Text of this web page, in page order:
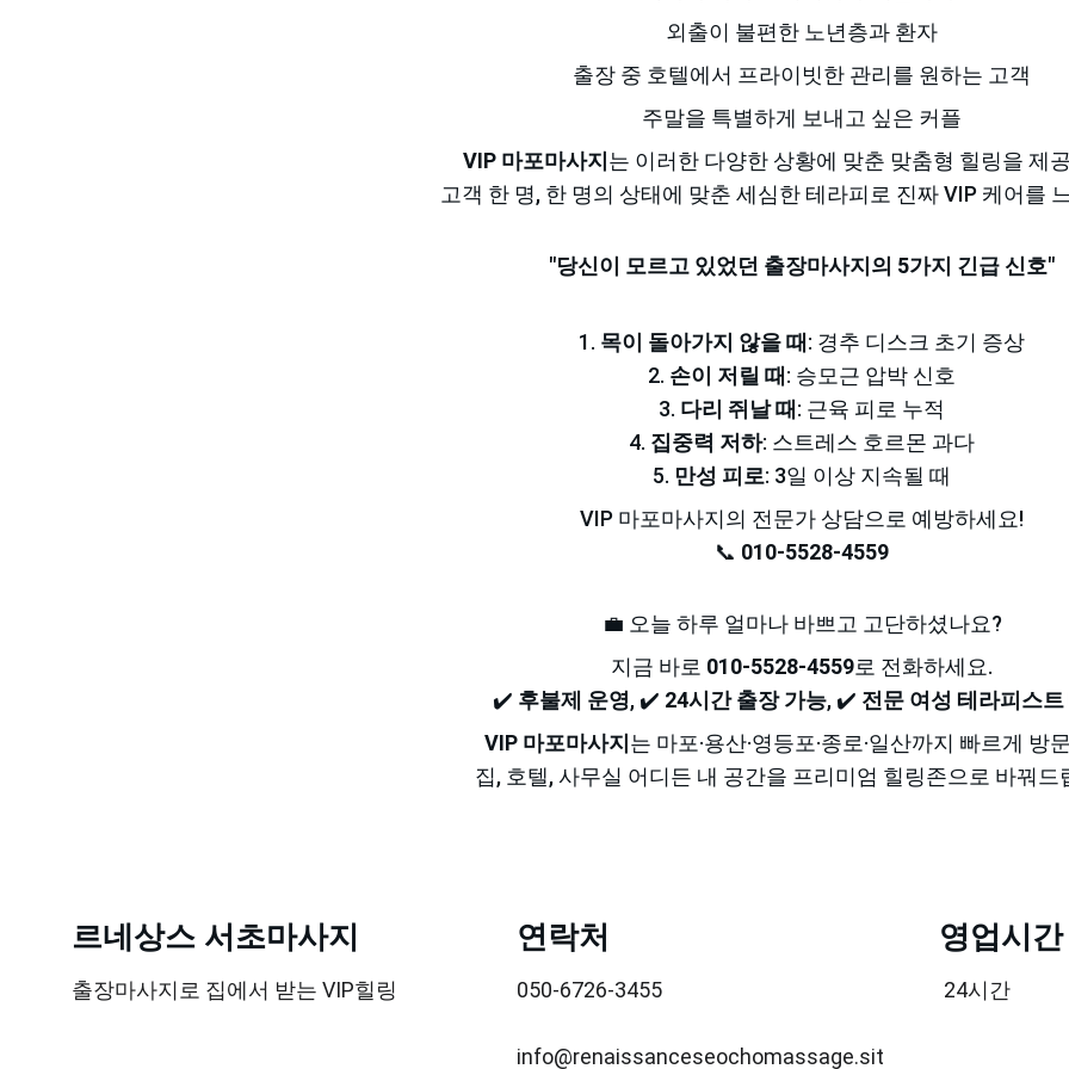
외출이 불편한 노년층과 환자
출장 중 호텔에서 프라이빗한 관리를 원하는 고객
주말을 특별하게 보내고 싶은 커플
VIP 마포마사지 는 이러한 다양한 상황에 맞춘 맞춤형 힐링을 제
고객 한 명, 한 명의 상태에 맞춘 세심한 테라피로 진짜 VIP 케어를
"당신이 모르고 있었던 출장마사지의 5가지 긴급 신호"
1. 목이 돌아가지 않을 때 : 경추 디스크 초기 증상
2. 손이 저릴 때 : 승모근 압박 신호
3. 다리 쥐날 때 : 근육 피로 누적
4. 집중력 저하: 스트레스 호르몬 과다
5. 만성 피로: 3일 이상 지속될 때
VIP 마포마사지의 전문가 상담으로 예방하세요!
📞 010-5528-4559
💼 오늘 하루 얼마나 바쁘고 고단하셨나요?
지금 바로 010-5528-4559로 전화하세요.
✔️ 후불제 운영, ✔️ 24시간 출장 가능, ✔️ 전문 여성 테라피스트
VIP 마포마사지 는 마포·용산·영등포·종로·일산까지 빠르게 방
집, 호텔, 사무실 어디든 내 공간을 프리미엄 힐링존으로 바꿔드
르네상스 서초마사지
출장마사지로 집에서 받는 VIP힐링
연락처
info@renaissanceseochomassage.sit
050-6726-3455
영업시간
24시간